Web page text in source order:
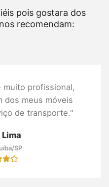
pois gostara dos
recomendam:
muito profissional,
dos meus móveis
de transporte."
SP